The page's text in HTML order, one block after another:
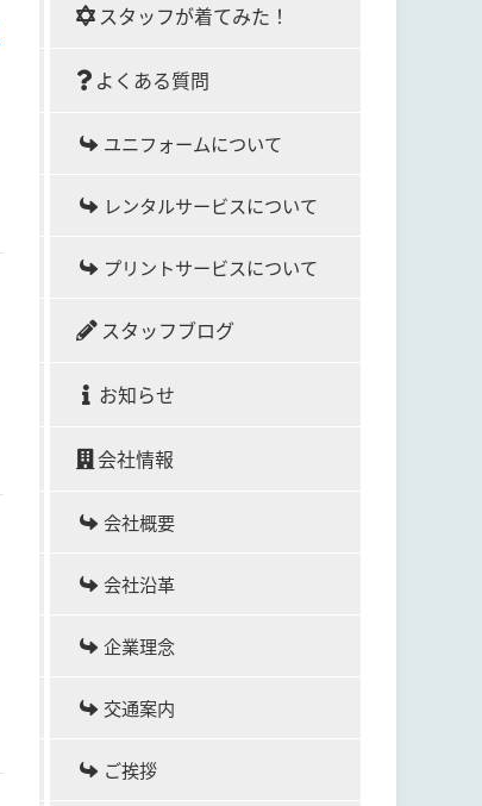
スタッフが着てみた！
よくある質問
ユニフォームについて
レンタルサービスについて
プリントサービスについて
スタッフブログ
お知らせ
会社情報
会社概要
会社沿革
企業理念
交通案内
ご挨拶